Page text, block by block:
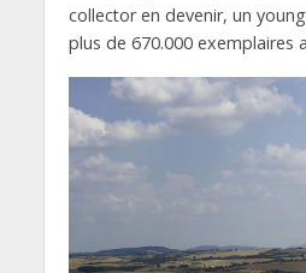
collector en devenir, un
plus de 670.000 exemplaires